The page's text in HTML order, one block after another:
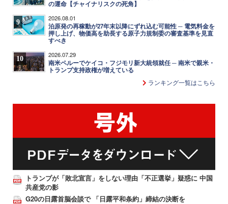
の運命【チャイナリスクの死角】
9 2026.08.01
泊原発の再稼動が27年末以降にずれ込む可能性 ─ 電気料金を
押し上げ、物価高を助長する原子力規制委の審査基準を見直
すべき
10 2026.07.29
南米ペルーでケイコ・フジモリ新大統領就任 ─ 南米で親米・
トランプ支持政権が増えている
ランキング一覧はこちら
トランプが「敗北宣言」をしない理由「不正選挙」疑惑に 中国
共産党の影
G20の日露首脳会談で 「日露平和条約」締結の決断を